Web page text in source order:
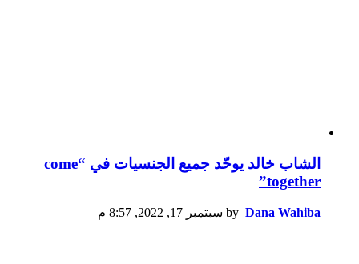
الشاب خالد يوحّد جميع الجنسيات في “come
together”
by Dana Wahiba سبتمبر 17, 2022, 8:57 م